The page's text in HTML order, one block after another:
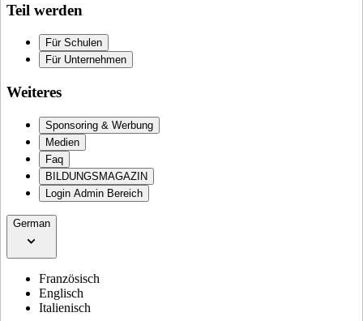
Teil werden
Für Schulen
Für Unternehmen
Weiteres
Sponsoring & Werbung
Medien
Faq
BILDUNGSMAGAZIN
Login Admin Bereich
German
Französisch
Englisch
Italienisch